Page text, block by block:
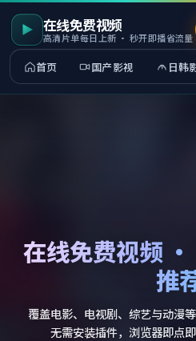
在线免费视频
高清片单每日上新 · 秒开即播省流量
首页 国产影视 日韩
在线免费视频 ·
推
覆盖电影、电视剧、综艺与动漫
无需安装插件，浏览器即点